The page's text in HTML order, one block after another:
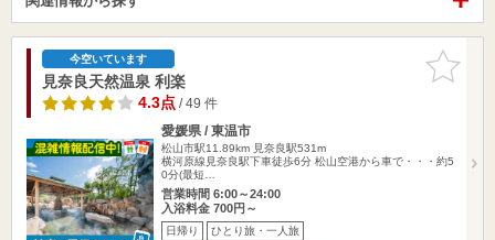
お気に入
りに追加
今空いています
見奈良天然温泉 利楽
4.3点/ 49 件
愛媛県 / 東温市
松山市駅11.89km 見奈良駅531m
横河原線見奈良駅下車徒歩6分 松山空港から車で・・・約5
0分(最短…
営業時間 6:00～24:00
入浴料金 700円～
日帰り ひとり旅・一人旅